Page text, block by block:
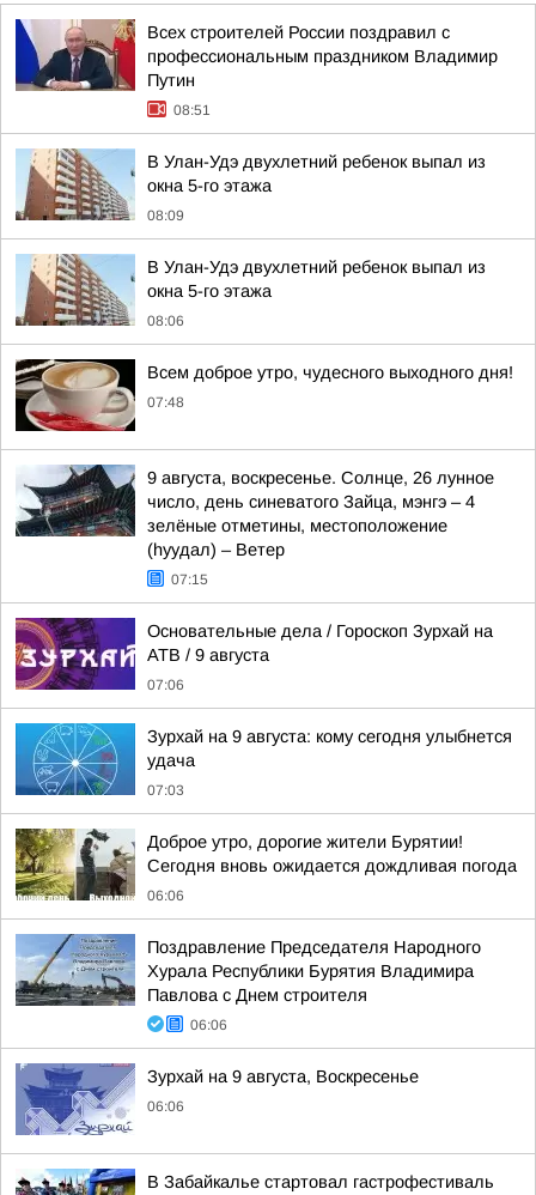
Всех строителей России поздравил с
профессиональным праздником Владимир
Путин
08:51
В Улан-Удэ двухлетний ребенок выпал из
окна 5-го этажа
08:09
В Улан-Удэ двухлетний ребенок выпал из
окна 5-го этажа
08:06
Всем доброе утро, чудесного выходного дня!
07:48
9 августа, воскресенье. Солнце, 26 лунное
число, день синеватого Зайца, мэнгэ – 4
зелёные отметины, местоположение
(hуудал) – Ветер
07:15
Основательные дела / Гороскоп Зурхай на
АТВ / 9 августа
07:06
Зурхай на 9 августа: кому сегодня улыбнется
удача
07:03
Доброе утро, дорогие жители Бурятии!
Сегодня вновь ожидается дождливая погода
06:06
Поздравление Председателя Народного
Хурала Республики Бурятия Владимира
Павлова с Днем строителя
06:06
Зурхай на 9 августа, Воскресенье
06:06
В Забайкалье стартовал гастрофестиваль